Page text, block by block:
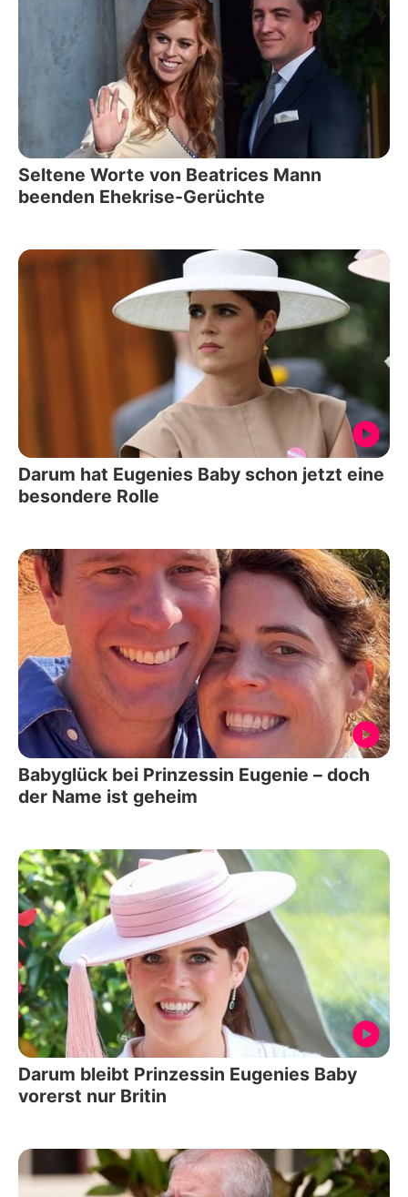
Seltene Worte von Beatrices Mann
beenden Ehekrise-Gerüchte
Darum hat Eugenies Baby schon jetzt eine
besondere Rolle
Babyglück bei Prinzessin Eugenie – doch
der Name ist geheim
Darum bleibt Prinzessin Eugenies Baby
vorerst nur Britin